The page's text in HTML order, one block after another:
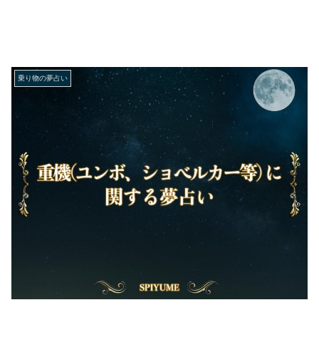
乗り物の夢占い